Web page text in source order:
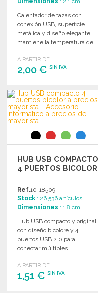
Dimensiones : 2.1 cm
Calentador de tazas con
conexión USB, superficie
metálica y diseño elegante,
mantiene la temperatura de
diámetro.
A PARTIR DE
2,00 € SIN IVA
PEDIR
Solicitar un presupuesto
HUB USB COMPACTO
4 PUERTOS BICOLOR
Ref.10-18509
Stock : 26 536 artículos
Dimensiones : 1.8 cm
Hub USB compacto y original
con diseño bicolore y 4
puertos USB 2.0 para
conectar múltiples
caja individual.
A PARTIR DE
1,51 € SIN IVA